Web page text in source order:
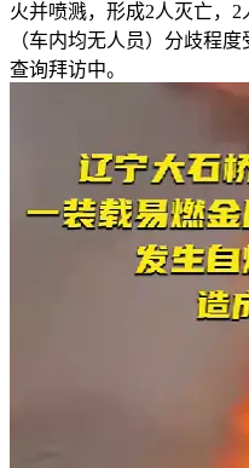
火并喷溅，形成2人灭亡，
（车内均无人员）分歧程
查询拜访中。